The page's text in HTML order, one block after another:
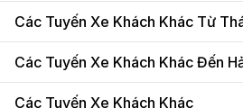
Các Tuyến Xe Khách Khác Từ
Các Tuyến Xe Khách Khác Đến
Các Tuyến Xe Khách Khác